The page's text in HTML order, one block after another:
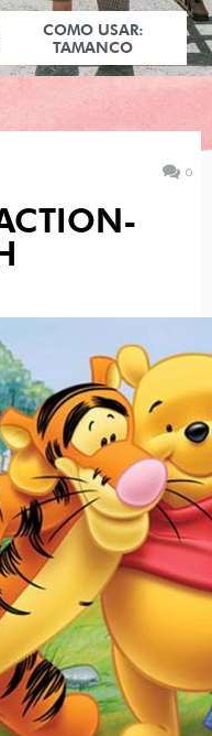
COMO USAR:
TAMANCO
0